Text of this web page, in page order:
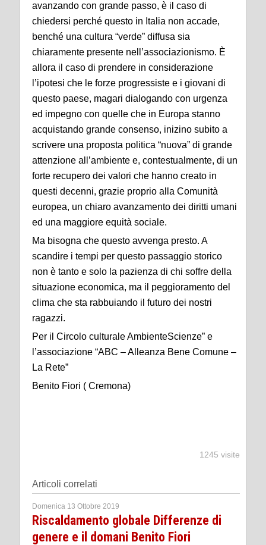
avanzando con grande passo, è il caso di
chiedersi perché questo in Italia non accade,
benché una cultura “verde” diffusa sia
chiaramente presente nell’associazionismo. È
allora il caso di prendere in considerazione
l’ipotesi che le forze progressiste e i giovani di
questo paese, magari dialogando con urgenza
ed impegno con quelle che in Europa stanno
acquistando grande consenso, inizino subito a
scrivere una proposta politica “nuova” di grande
attenzione all’ambiente e, contestualmente, di un
forte recupero dei valori che hanno creato in
questi decenni, grazie proprio alla Comunità
europea, un chiaro avanzamento dei diritti umani
ed una maggiore equità sociale.
Ma bisogna che questo avvenga presto. A
scandire i tempi per questo passaggio storico
non è tanto e solo la pazienza di chi soffre della
situazione economica, ma il peggioramento del
clima che sta rabbuiando il futuro dei nostri
ragazzi.
Per il Circolo culturale AmbienteScienze” e
l’associazione “ABC – Alleanza Bene Comune –
La Rete”
Benito Fiori ( Cremona)
1245 visite
Articoli correlati
Domenica 13 Ottobre 2019
Riscaldamento globale Differenze di
genere e il domani Benito Fiori